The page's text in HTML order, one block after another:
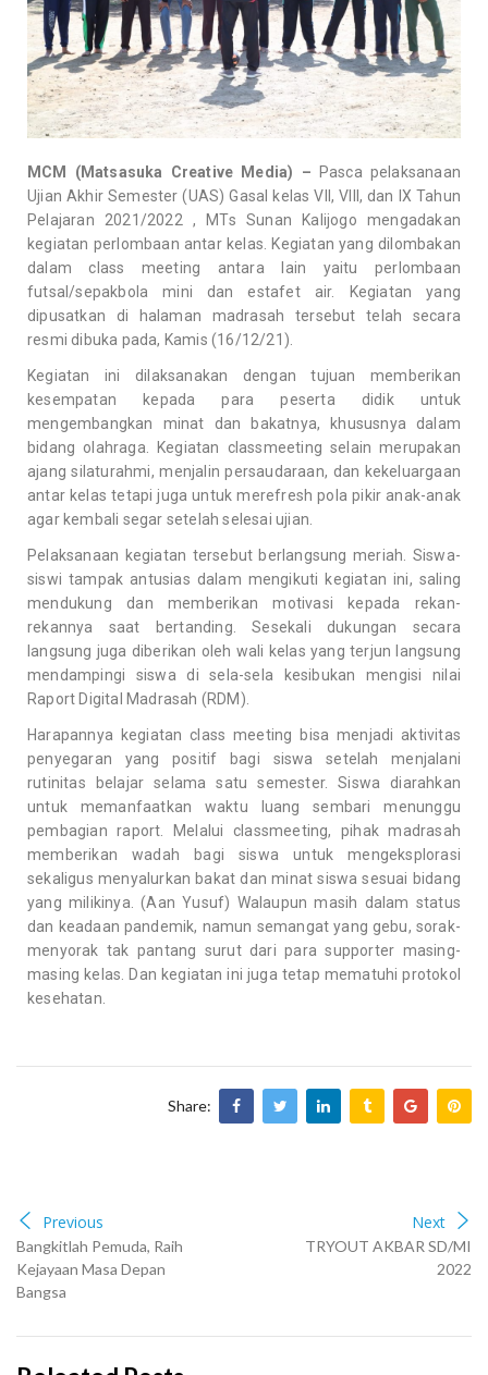
MCM (Matsasuka Creative Media) – Pasca pelaksanaan
Ujian Akhir Semester (UAS) Gasal kelas VII, VIII, dan IX Tahun
Pelajaran 2021/2022 , MTs Sunan Kalijogo mengadakan
kegiatan perlombaan antar kelas. Kegiatan yang dilombakan
dalam class meeting antara lain yaitu perlombaan
futsal/sepakbola mini dan estafet air. Kegiatan yang
dipusatkan di halaman madrasah tersebut telah secara
resmi dibuka pada, Kamis (16/12/21).
Kegiatan ini dilaksanakan dengan tujuan memberikan
kesempatan kepada para peserta didik untuk
mengembangkan minat dan bakatnya, khususnya dalam
bidang olahraga. Kegiatan classmeeting selain merupakan
ajang silaturahmi, menjalin persaudaraan, dan kekeluargaan
antar kelas tetapi juga untuk merefresh pola pikir anak-anak
agar kembali segar setelah selesai ujian.
Pelaksanaan kegiatan tersebut berlangsung meriah. Siswa-
siswi tampak antusias dalam mengikuti kegiatan ini, saling
mendukung dan memberikan motivasi kepada rekan-
rekannya saat bertanding. Sesekali dukungan secara
langsung juga diberikan oleh wali kelas yang terjun langsung
mendampingi siswa di sela-sela kesibukan mengisi nilai
Raport Digital Madrasah (RDM).
Harapannya kegiatan class meeting bisa menjadi aktivitas
penyegaran yang positif bagi siswa setelah menjalani
rutinitas belajar selama satu semester. Siswa diarahkan
untuk memanfaatkan waktu luang sembari menunggu
pembagian raport. Melalui classmeeting, pihak madrasah
memberikan wadah bagi siswa untuk mengeksplorasi
sekaligus menyalurkan bakat dan minat siswa sesuai bidang
yang milikinya. (Aan Yusuf) Walaupun masih dalam status
dan keadaan pandemik, namun semangat yang gebu, sorak-
menyorak tak pantang surut dari para supporter masing-
masing kelas. Dan kegiatan ini juga tetap mematuhi protokol
kesehatan.
Share:
Previous
Bangkitlah Pemuda, Raih
Kejayaan Masa Depan
Bangsa
Next
TRYOUT AKBAR SD/MI
2022